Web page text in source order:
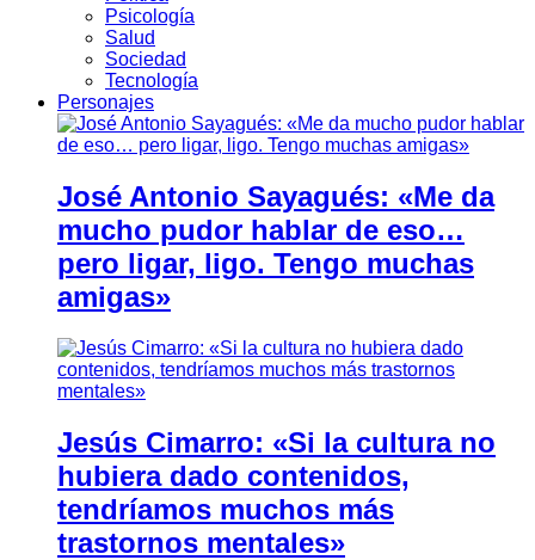
Psicología
Salud
Sociedad
Tecnología
Personajes
José Antonio Sayagués: «Me da
mucho pudor hablar de eso…
pero ligar, ligo. Tengo muchas
amigas»
Jesús Cimarro: «Si la cultura no
hubiera dado contenidos,
tendríamos muchos más
trastornos mentales»